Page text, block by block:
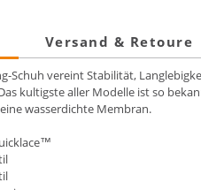
Versand & Retoure
Schuh vereint Stabilität,
kultigste aller Modelle ist so
wasserdichte Membran.